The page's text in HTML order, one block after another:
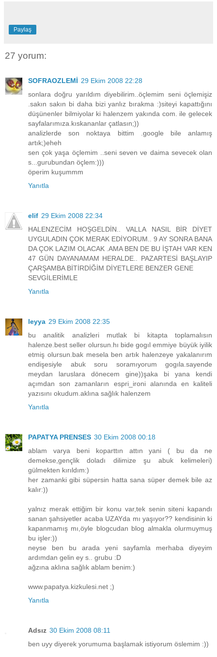
Paylaş
27 yorum:
SOFRAOZLEMİ 29 Ekim 2008 22:28
sonlara doğru yarıldım diyebilirim..öçlemim seni öçlemişiz
.sakın sakın bi daha bizi yanlız bırakma :)siteyi kapattığını
düşünenler bilmiyolar ki halenzem yakında com. ile gelecek
sayfalarımıza.kıskananlar çatlasın;))
analizlerde son noktaya bittim .google bile anlamış
artık;)eheh
sen çok yaşa öçlemim ..seni seven ve daima sevecek olan
s...gurubundan öçlem:)))
öperim kuşummm
Yanıtla
elif 29 Ekim 2008 22:34
HALENZECİM HOŞGELDİN.. VALLA NASIL BİR DİYET
UYGULADIN ÇOK MERAK EDİYORUM.. 9 AY SONRA BANA
DA ÇOK LAZIM OLACAK .AMA BEN DE BU İŞTAH VAR KEN
47 GÜN DAYANAMAM HERALDE.. PAZARTESİ BAŞLAYIP
ÇARŞAMBA BİTİRDİĞİM DİYETLERE BENZER GENE
SEVGİLERİMLE
Yanıtla
leyya 29 Ekim 2008 22:35
bu analitik analizleri mutlak bi kitapta toplamalısın
halenze.best seller olursun.hı bide gogıl emmiye büyük iyilik
etmiş olursun.bak mesela ben artık halenzeye yakalanırım
endişesiyle abuk soru soramıyorum gogıla.sayende
meydan laruslara dönecem gine))şaka bi yana kendi
açımdan son zamanların espri_ironi alanında en kaliteli
yazısını okudum.aklına sağlık halenzem
Yanıtla
PAPATYA PRENSES 30 Ekim 2008 00:18
ablam varya beni koparttın attın yani ( bu da ne
demekse,gençlik doladı dilimize şu abuk kelimeleri)
gülmekten kırıldım:)
her zamanki gibi süpersin hatta sana süper demek bile az
kalır:))
yalnız merak ettiğim bir konu var,tek senin siteni kapandı
sanan şahsiyetler acaba UZAYda mı yaşıyor?? kendisinin ki
kapanmamış mı,öyle blogcudan blog almakla olurmuymuş
bu işler:))
neyse ben bu arada yeni sayfamla merhaba diyeyim
ardımdan gelin ey s.. grubu :D
ağzına aklına sağlık ablam benim:)
www.papatya.kizkulesi.net ;)
Yanıtla
Adsız 30 Ekim 2008 08:11
ben uyy diyerek yorumuma başlamak istiyorum öslemim :))